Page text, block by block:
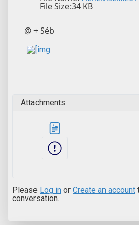
File Size:34 KB
@ + Séb
Attachments:
Please Log in or Create an account
conversation.